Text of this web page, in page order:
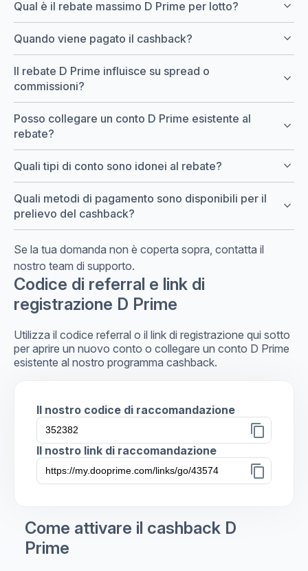
Qual è il rebate massimo D Prime per lotto? keyboard_arrow_down
Quando viene pagato il cashback? keyboard_arrow_down
Il rebate D Prime influisce su spread o
commissioni?
keyboard_arrow_down
Posso collegare un conto D Prime esistente al
rebate?
keyboard_arrow_down
Quali tipi di conto sono idonei al rebate? keyboard_arrow_down
Quali metodi di pagamento sono disponibili per il
prelievo del cashback?
keyboard_arrow_down
Se la tua domanda non è coperta sopra, contatta il
nostro team di supporto.
Codice di referral e link di
registrazione D Prime
Utilizza il codice referral o il link di registrazione qui sotto
per aprire un nuovo conto o collegare un conto D Prime
esistente al nostro programma cashback.
Il nostro codice di raccomandazione
content_copy
Il nostro link di raccomandazione
content_copy
Come attivare il cashback D
Prime